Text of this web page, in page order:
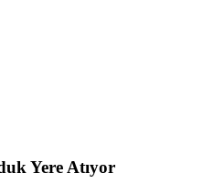
Yere Atıyor